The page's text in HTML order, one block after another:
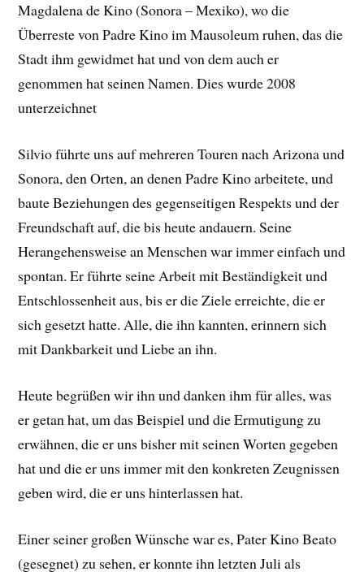
Magdalena de Kino (Sonora – Mexiko), wo die
Überreste von Padre Kino im Mausoleum ruhen, das die
Stadt ihm gewidmet hat und von dem auch er
genommen hat seinen Namen. Dies wurde 2008
unterzeichnet
Silvio führte uns auf mehreren Touren nach Arizona und
Sonora, den Orten, an denen Padre Kino arbeitete, und
baute Beziehungen des gegenseitigen Respekts und der
Freundschaft auf, die bis heute andauern. Seine
Herangehensweise an Menschen war immer einfach und
spontan. Er führte seine Arbeit mit Beständigkeit und
Entschlossenheit aus, bis er die Ziele erreichte, die er
sich gesetzt hatte. Alle, die ihn kannten, erinnern sich
mit Dankbarkeit und Liebe an ihn.
Heute begrüßen wir ihn und danken ihm für alles, was
er getan hat, um das Beispiel und die Ermutigung zu
erwähnen, die er uns bisher mit seinen Worten gegeben
hat und die er uns immer mit den konkreten Zeugnissen
geben wird, die er uns hinterlassen hat.
Einer seiner großen Wünsche war es, Pater Kino Beato
(gesegnet) zu sehen, er konnte ihn letzten Juli als